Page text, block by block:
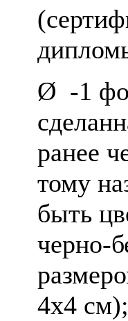
Ø -1
ранее
тому
быть
черно-
4х4 см);